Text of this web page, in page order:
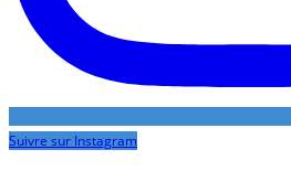
Suivre sur Instagram